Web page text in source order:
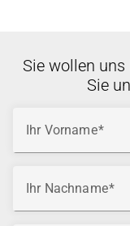
Sie wollen
Sie
Ihr Vorname
Ihr Nachname